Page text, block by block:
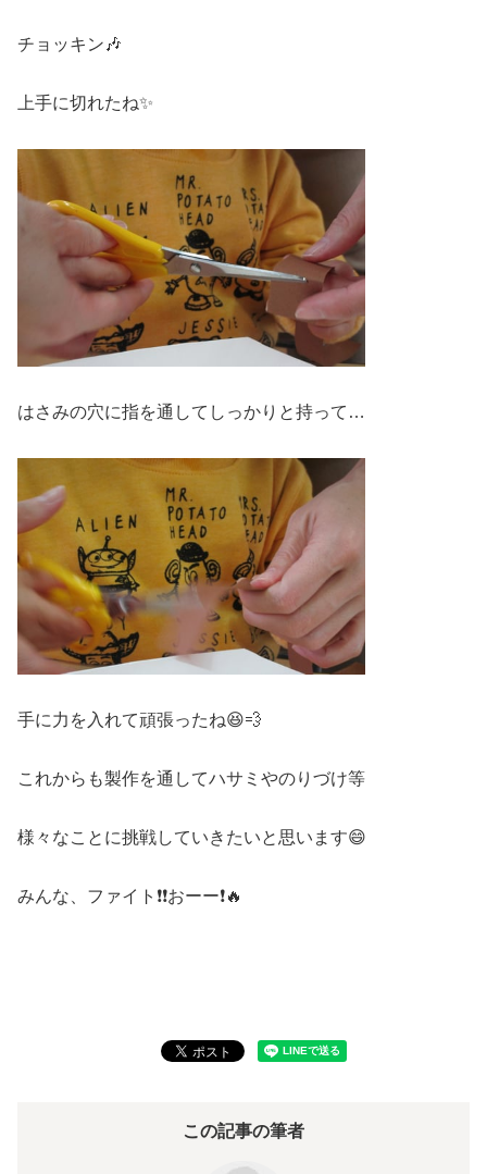
チョッキン🎶
上手に切れたね✨
はさみの穴に指を通してしっかりと持って…
手に力を入れて頑張ったね😆💨
これからも製作を通してハサミやのりづけ等
様々なことに挑戦していきたいと思います😄
みんな、ファイト❗❗おーー❗🔥
この記事の筆者